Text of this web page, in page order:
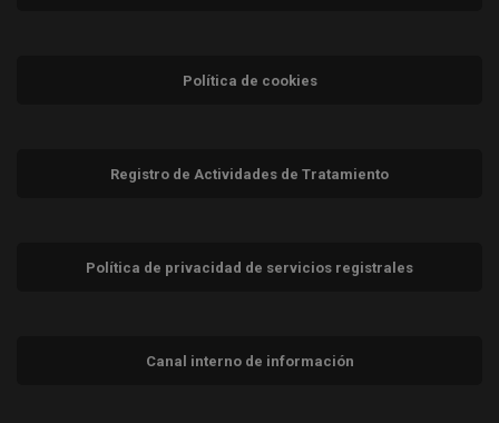
Política de cookies
Registro de Actividades de Tratamiento
Política de privacidad de servicios registrales
Canal interno de información